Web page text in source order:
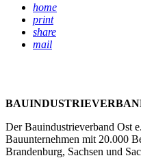
home
print
share
mail
Der Bauindustrieverband Ost
Bauunternehmen mit 20.000
Brandenburg, Sachsen und